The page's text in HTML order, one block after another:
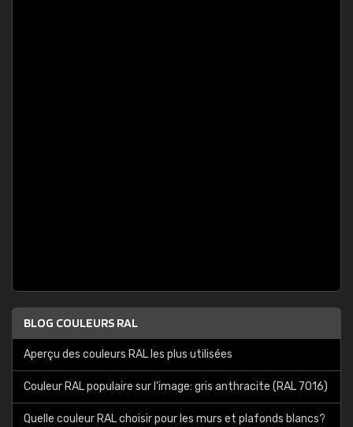
BLOG COULEURS RAL
Aperçu des couleurs RAL les plus utilisées
Couleur RAL populaire sur l'image: gris anthracite (RAL 7016)
Quelle couleur RAL choisir pour les murs et plafonds blancs?